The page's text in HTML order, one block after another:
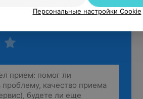
Персональные настройки Cookie